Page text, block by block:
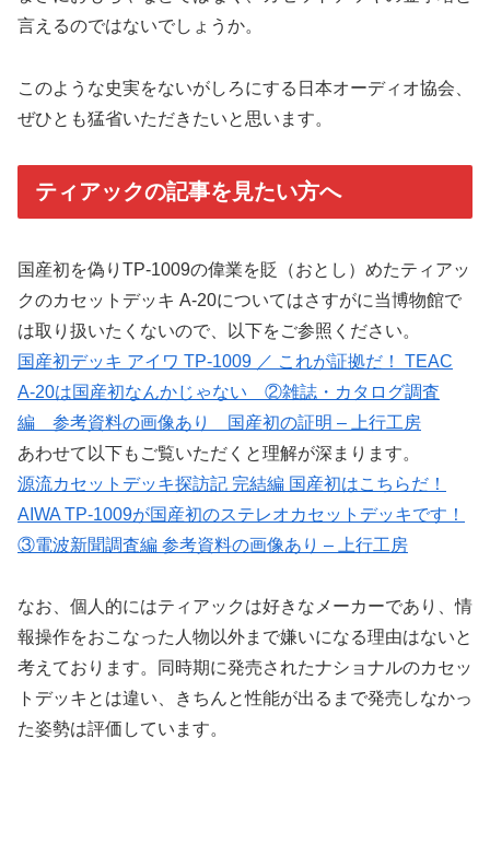
言えるのではないでしょうか。
このような史実をないがしろにする日本オーディオ協会、
ぜひとも猛省いただきたいと思います。
ティアックの記事を見たい方へ
国産初を偽りTP-1009の偉業を貶（おとし）めたティアッ
クのカセットデッキ A-20についてはさすがに当博物館で
は取り扱いたくないので、以下をご参照ください。
国産初デッキ アイワ TP-1009 ／ これが証拠だ！ TEAC
A-20は国産初なんかじゃない ②雑誌・カタログ調査
編 参考資料の画像あり 国産初の証明 – 上行工房
あわせて以下もご覧いただくと理解が深まります。
源流カセットデッキ探訪記 完結編 国産初はこちらだ！
AIWA TP-1009が国産初のステレオカセットデッキです！
③電波新聞調査編 参考資料の画像あり – 上行工房
なお、個人的にはティアックは好きなメーカーであり、情
報操作をおこなった人物以外まで嫌いになる理由はないと
考えております。同時期に発売されたナショナルのカセッ
トデッキとは違い、きちんと性能が出るまで発売しなかっ
た姿勢は評価しています。